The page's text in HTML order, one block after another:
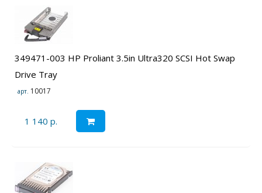
349471-003 HP Proliant 3.5in Ultra320 SCSI Hot Swap
Drive Tray
арт. 10017
1 140 р.